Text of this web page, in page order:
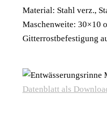
Material: Stahl verz.,
Maschenweite: 30×10
Gitterrostbefestigung
Datenblatt als